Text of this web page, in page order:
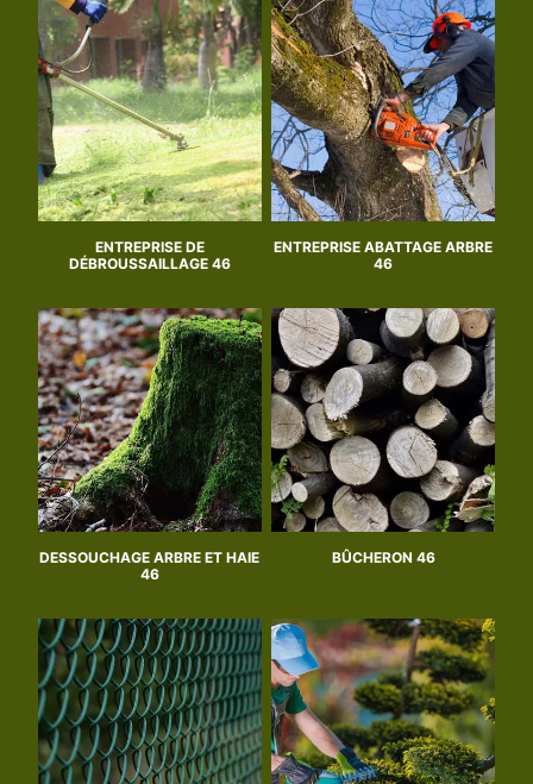
ENTREPRISE DE
DÉBROUSSAILLAGE 46
ENTREPRISE ABATTAGE ARBRE
46
DESSOUCHAGE ARBRE ET HAIE
46
BÛCHERON 46